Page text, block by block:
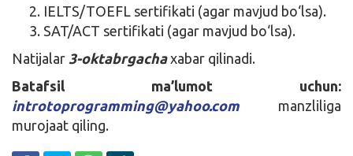
IELTS/TOEFL sertifikati (agar mavjud bo‘lsa).
SAT/ACT sertifikati (agar mavjud bo‘lsa).
Natijalar 3-oktabrgachaxabar qilinadi.
Batafsil ma’lumot uchun:
introtoprogramming@yahoo.com manzliliga
murojaat qiling.